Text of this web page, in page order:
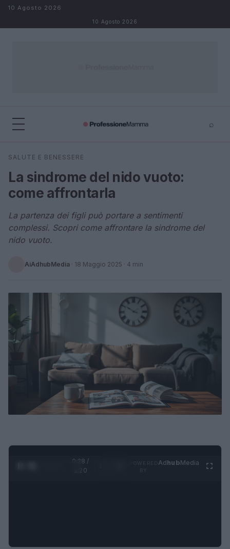
Salta al contenuto
10 Agosto 2026
10 Agosto 2026
⌕
Cerca
SALUTE E BENESSERE
La sindrome del nido vuoto:
come affrontarla
La partenza dei figli può portare a sentimenti
complessi. Scopri come affrontare la sindrome del
nido vuoto.
AiAdhubMedia · 18 Maggio 2025 · 4 min
0:29 /
1:20
AdhubMedia